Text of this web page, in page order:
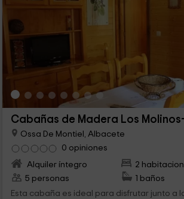
Cabañas de Madera Los
Ossa De Montiel, Albacete
0 opiniones
Alquiler íntegro
2
5 personas
1 baños
Esta cabaña es ideal para disfrutar junto a